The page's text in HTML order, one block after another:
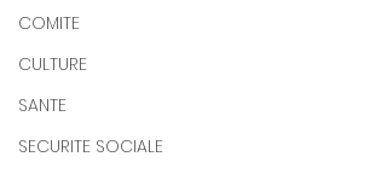
COMITE
CULTURE
SANTE
SECURITE SOCIALE